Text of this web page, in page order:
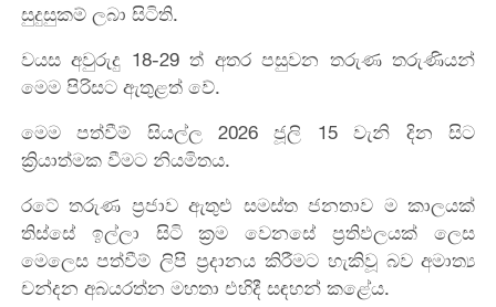
සුදුසුකම් ලබා සිටිති.
වයස අවුරුදු 18-29 ත් අතර පසුවන තරුණ තරුණියන්
මෙම පිරිසට ඇතුළත් වේ.
මෙම පත්වීම් සියල්ල 2026 ජූලි 15 වැනි දින සිට
ක්‍රියාත්මක වීමට නියමිතය.
රටේ තරුණ ප්‍රජාව ඇතුළු සමස්ත ජනතාව ම කාලයක්
තිස්සේ ඉල්ලා සිටි ක්‍රම වෙනසේ ප්‍රතිඵලයක් ලෙස
මෙලෙස පත්වීම් ලිපි ප්‍රදානය කිරීමට හැකිවූ බව අමාත්‍ය
චන්දන අබයරත්න මහතා එහිදී සඳහන් කළේය.